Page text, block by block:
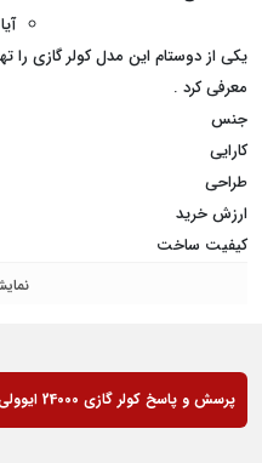
یکی از دوستام این مدل کولر گازی
معرفی کرد .
جنس
کارایی
طراحی
ارزش خرید
کیفیت ساخت
پرسش و پاسخ کولر گازی 24000 ایوولی مدل EVCIS-24K-MD